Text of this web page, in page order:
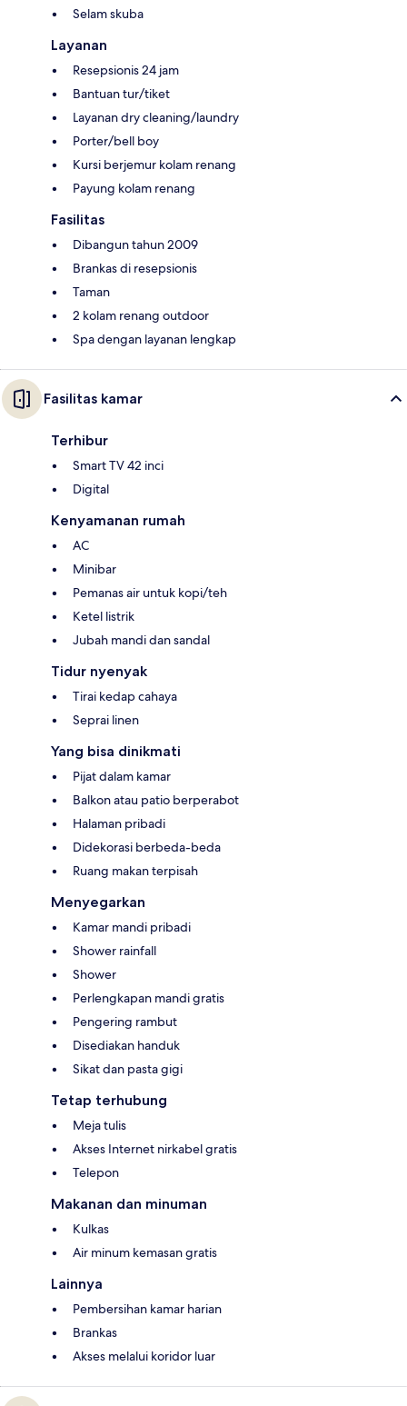
Selam skuba
Layanan
Resepsionis 24 jam
Bantuan tur/tiket
Layanan dry cleaning/laundry
Porter/bell boy
Kursi berjemur kolam renang
Payung kolam renang
Fasilitas
Dibangun tahun 2009
Brankas di resepsionis
Taman
2 kolam renang outdoor
Spa dengan layanan lengkap
Fasilitas kamar
Terhibur
Smart TV 42 inci
Digital
Kenyamanan rumah
AC
Minibar
Pemanas air untuk kopi/teh
Ketel listrik
Jubah mandi dan sandal
Tidur nyenyak
Tirai kedap cahaya
Seprai linen
Yang bisa dinikmati
Pijat dalam kamar
Balkon atau patio berperabot
Halaman pribadi
Didekorasi berbeda-beda
Ruang makan terpisah
Menyegarkan
Kamar mandi pribadi
Shower rainfall
Shower
Perlengkapan mandi gratis
Pengering rambut
Disediakan handuk
Sikat dan pasta gigi
Tetap terhubung
Meja tulis
Akses Internet nirkabel gratis
Telepon
Makanan dan minuman
Kulkas
Air minum kemasan gratis
Lainnya
Pembersihan kamar harian
Brankas
Akses melalui koridor luar